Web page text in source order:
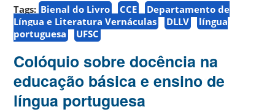
Tags: Bienal do Livro CCE
Departamento de
Língua e Literatura Vernáculas
DLLV
língua
portuguesa
UFSC
Colóquio sobre docência na
educação básica e ensino de
língua portuguesa